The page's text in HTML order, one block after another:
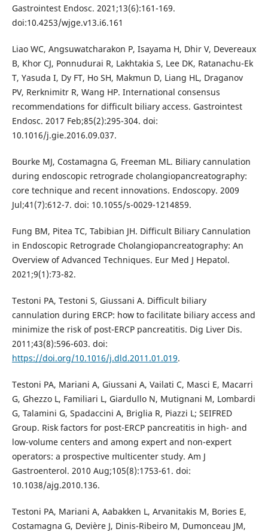
Gastrointest Endosc. 2021;13(6):161-169.
doi:10.4253/wjge.v13.i6.161
Liao WC, Angsuwatcharakon P, Isayama H, Dhir V, Devereaux
B, Khor CJ, Ponnudurai R, Lakhtakia S, Lee DK, Ratanachu-Ek
T, Yasuda I, Dy FT, Ho SH, Makmun D, Liang HL, Draganov
PV, Rerknimitr R, Wang HP. International consensus
recommendations for difficult biliary access. Gastrointest
Endosc. 2017 Feb;85(2):295-304. doi:
10.1016/j.gie.2016.09.037.
Bourke MJ, Costamagna G, Freeman ML. Biliary cannulation
during endoscopic retrograde cholangiopancreatography:
core technique and recent innovations. Endoscopy. 2009
Jul;41(7):612-7. doi: 10.1055/s-0029-1214859.
Fung BM, Pitea TC, Tabibian JH. Difficult Biliary Cannulation
in Endoscopic Retrograde Cholangiopancreatography: An
Overview of Advanced Techniques. Eur Med J Hepatol.
2021;9(1):73-82.
Testoni PA, Testoni S, Giussani A. Difficult biliary
cannulation during ERCP: how to facilitate biliary access and
minimize the risk of post-ERCP pancreatitis. Dig Liver Dis.
2011;43(8):596-603. doi:
https://doi.org/10.1016/j.dld.2011.01.019.
Testoni PA, Mariani A, Giussani A, Vailati C, Masci E, Macarri
G, Ghezzo L, Familiari L, Giardullo N, Mutignani M, Lombardi
G, Talamini G, Spadaccini A, Briglia R, Piazzi L; SEIFRED
Group. Risk factors for post-ERCP pancreatitis in high- and
low-volume centers and among expert and non-expert
operators: a prospective multicenter study. Am J
Gastroenterol. 2010 Aug;105(8):1753-61. doi:
10.1038/ajg.2010.136.
Testoni PA, Mariani A, Aabakken L, Arvanitakis M, Bories E,
Costamagna G, Devière J, Dinis-Ribeiro M, Dumonceau JM,